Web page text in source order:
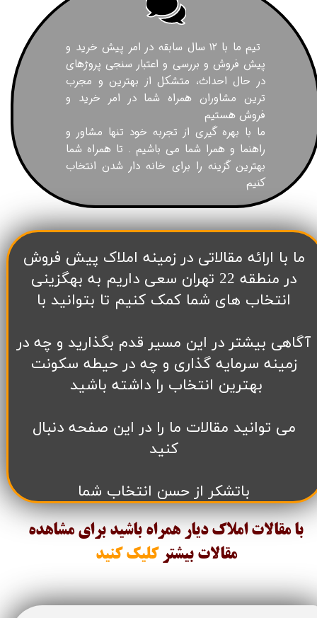
تیم ما با ۱۲ سال سابقه در امر پیش خرید و
پیش فروش و بررسی و اعتبار سنجی پروژهای
در حال احداث، متشکل از بهترین و مجرب
ترین مشاوران همراه شما در امر خرید و
فروش هستیم
ما با بهره گیری از تجربه خود تنها مشاور و
راهنما و همرا شما می باشیم . تا همراه شما
بهترین گزینه را برای خانه دار شدن انتخاب
کنیم
​ما با ارائه مقالاتی در زمینه املاک پیش فروش
در منطقه 22 تهران سعی داریم به بهگزینی
انتخاب های شما کمک کنیم تا بتوانید با
آگاهی بیشتر در این مسیر قدم بگذارید و چه در
زمینه سرمایه گذاری و چه در حیطه سکونت
بهترین انتخاب را داشته باشید
می توانید مقالات ما را در این صفحه دنبال
کنید
باتشکر از حسن انتخاب شما
با مقالات املاک دیار همراه باشید برای مشاهده
مقالات بیشتر کلیک کنید